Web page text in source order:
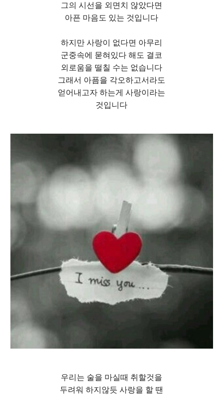
그의 시선을 외면치 않았다면
아픈 마음도 있는 것입니다
하지만 사랑이 없다면 아무리
군중속에 묻혀있다 해도 결코
외로움을 떨칠 수는 없습니다
그래서 아픔을 각오하고서라도
얻어내고자 하는게 사랑이라는
것입니다
우리는 술을 마실때 취할것을
두려워 하지않듯 사랑을 할 땐